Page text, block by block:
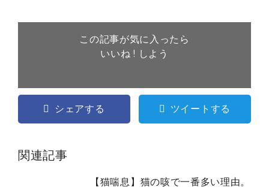
この記事が気に入ったら
いいね ! しよう
シェアする ツイートする
関連記事
【猫喘息】猫の咳で一番多い理由。